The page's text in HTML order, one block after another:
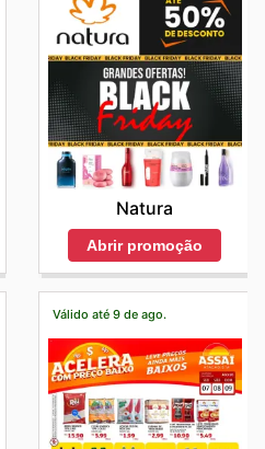
Natura
Abrir promoção
Válido até 9 de ago.